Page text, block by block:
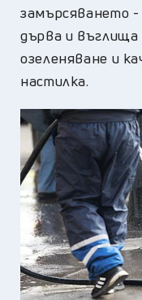
замърсяването
дърва и въглища
озеленяване и
настилка.